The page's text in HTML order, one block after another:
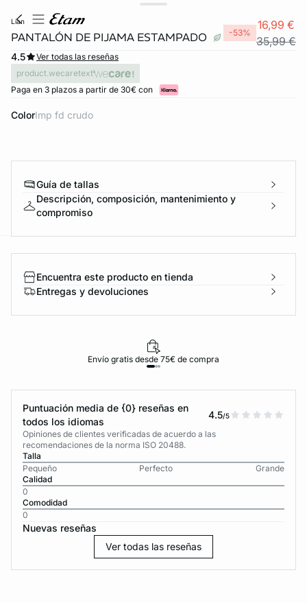
lian
PANTALÓN DE PIJAMA ESTAMPADO -53%
16,99 €
35,99 €
4.5
Ver todas las reseñas
product.wecaretext
Paga en 3 plazos a partir de 30€ con
Color imp fd crudo
Guía de tallas
Descripción, composición, mantenimiento y
compromiso
Encuentra este producto en tienda
Entregas y devoluciones
Envío gratis desde 75€ de compra
Puntuación media de {0} reseñas en
todos los idiomas
4.5/5
Opiniones de clientes verificadas de acuerdo a las
recomendaciones de la norma ISO 20488.
Talla
Pequeño
Perfecto
Grande
Calidad
0
Comodidad
0
Nuevas reseñas
Ver todas las reseñas